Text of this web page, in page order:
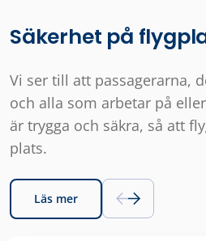
Säkerhet på
Vi ser till att passagerarna,
och alla som arbetar på
är trygga och säkra, så att
plats.
Läs mer